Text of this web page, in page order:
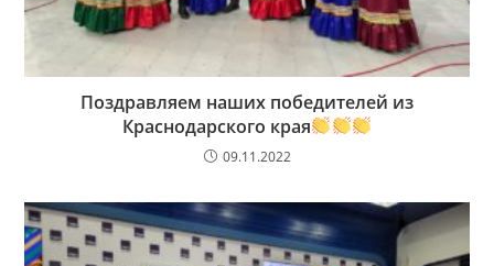
Поздравляем наших победителей из
Краснодарского края
09.11.2022